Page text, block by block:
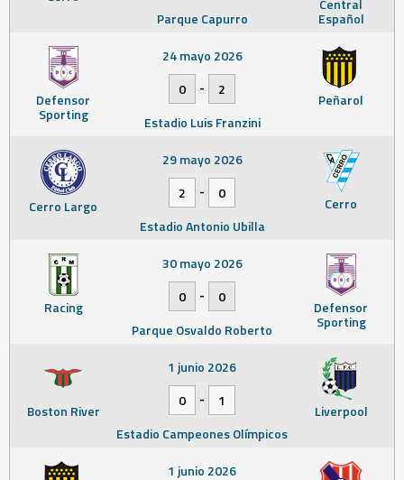
Central
Español
Parque Capurro
Defensor
Sporting
Peñarol
24 mayo 2026
0
-
2
Estadio Luis Franzini
Cerro Largo Cerro
29 mayo 2026
2
-
0
Estadio Antonio Ubilla
Racing Defensor
Sporting
30 mayo 2026
0
-
0
Parque Osvaldo Roberto
Boston River Liverpool
1 junio 2026
0
-
1
Estadio Campeones Olímpicos
1 junio 2026